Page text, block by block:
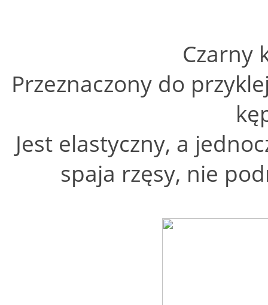
Czarny
Przeznaczony do
Jest elastyczny, a
spaja rzęsy, nie